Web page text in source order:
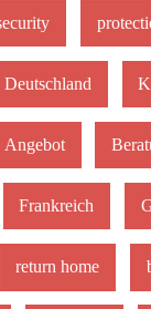
Deutschland
Angebot
Frankreich
return home